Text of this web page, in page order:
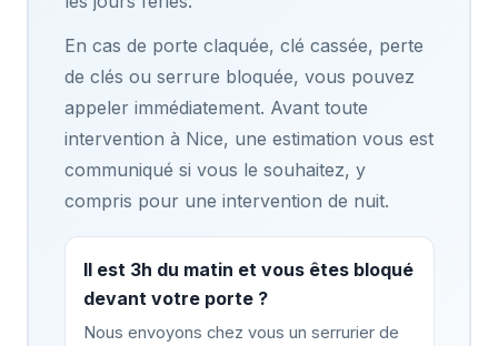
En cas de porte claquée, clé cassée, perte
de clés ou serrure bloquée, vous pouvez
appeler immédiatement. Avant toute
intervention à Nice, une estimation vous est
communiqué si vous le souhaitez, y
compris pour une intervention de nuit.
Il est 3h du matin et vous êtes bloqué
devant votre porte ?
Nous envoyons chez vous un serrurier de